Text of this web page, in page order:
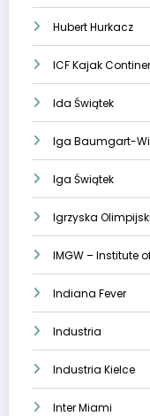
Hubert Hurkacz
ICF Kajak
Ida Świątek
Iga Baumgart-
Iga Świątek
Igrzyska
IMGW – Institute
Indiana Fever
Industria
Industria Kielce
Inter Miami